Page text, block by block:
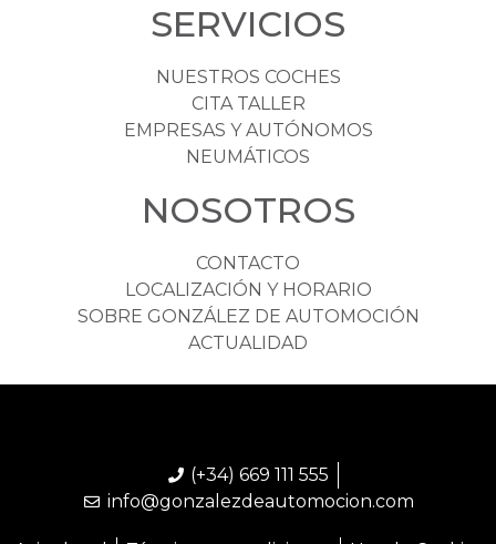
SERVICIOS
NUESTROS COCHES
CITA TALLER
EMPRESAS Y AUTÓNOMOS
NEUMÁTICOS
NOSOTROS
CONTACTO
LOCALIZACIÓN Y HORARIO
SOBRE GONZÁLEZ DE AUTOMOCIÓN
ACTUALIDAD
(+34) 669 111 555
info@gonzalezdeautomocion.com